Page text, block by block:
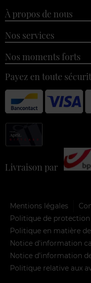
À propos de nous
Nos services
Nos moments forts
Payez en toute
Livraison par
Mentions légales
Politique de
Politique en matière
Notice d'information
Notice d’information
Politique relative aux